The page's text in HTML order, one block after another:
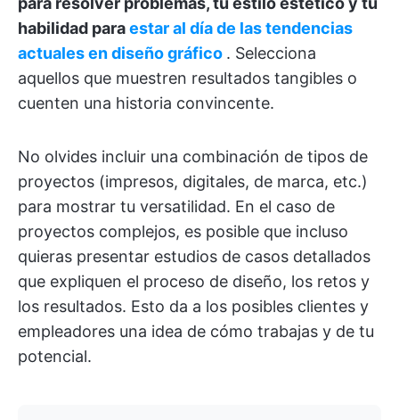
habilidad paraestar al día de las tendencias
actuales en diseño gráfico . Selecciona
aquellos que muestren resultados tangibles o
cuenten una historia convincente.
No olvides incluir una combinación de tipos de
proyectos (impresos, digitales, de marca, etc.)
para mostrar tu versatilidad. En el caso de
proyectos complejos, es posible que incluso
quieras presentar estudios de casos detallados
que expliquen el proceso de diseño, los retos y
los resultados. Esto da a los posibles clientes y
empleadores una idea de cómo trabajas y de tu
potencial.